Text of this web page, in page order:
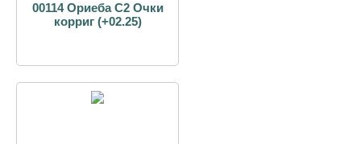
00114 Ориеба С2 Очки
корриг (+02.25)